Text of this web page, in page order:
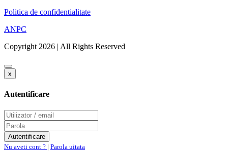
Politica de confidentialitate
ANPC
Copyright 2026 | All Rights Reserved
x
Autentificare
Nu aveti cont ? | Parola uitata